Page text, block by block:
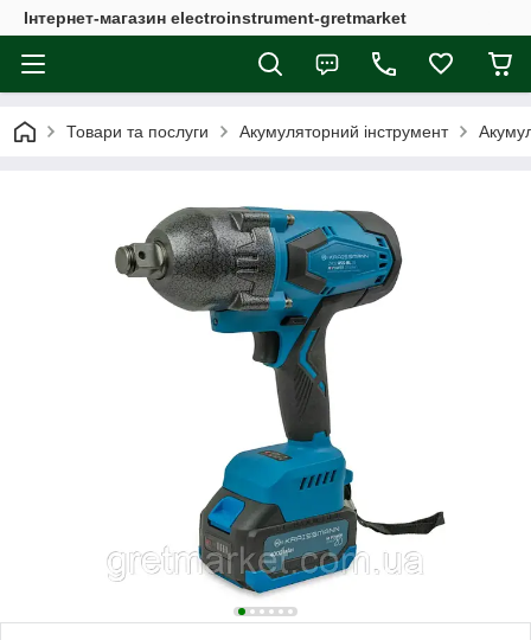
Інтернет-магазин electroinstrument-gretmarket
Товари та послуги Акумуляторний інструмент